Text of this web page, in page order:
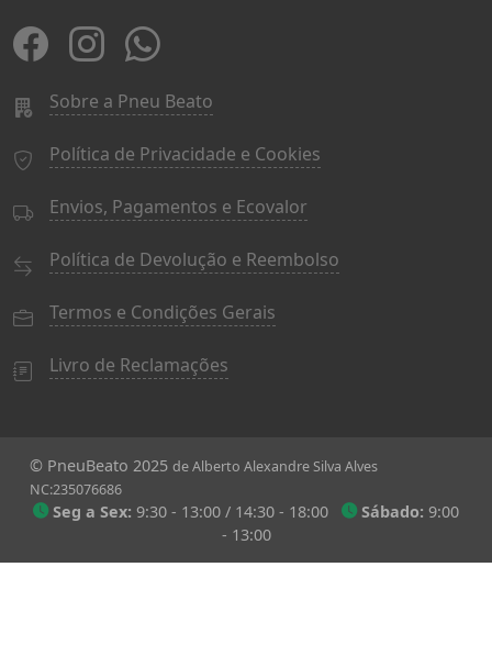
Sobre a Pneu Beato
Política de Privacidade e Cookies
Envios, Pagamentos e Ecovalor
Política de Devolução e Reembolso
Termos e Condições Gerais
Livro de Reclamações
© PneuBeato 2025 de Alberto Alexandre Silva Alves
NC:235076686
Seg a Sex: 9:30 - 13:00 / 14:30 - 18:00 Sábado: 9:00
- 13:00